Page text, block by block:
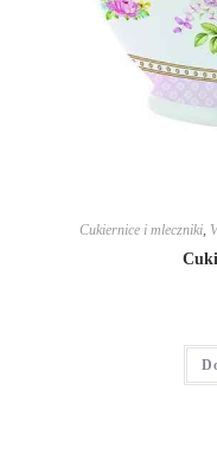
Cukiernice i mleczniki,